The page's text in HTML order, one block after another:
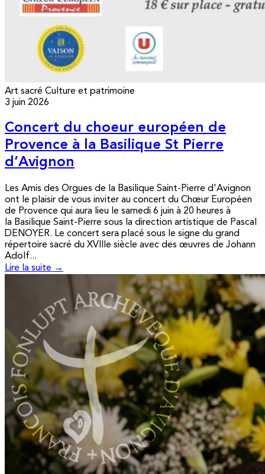
Art sacré Culture et patrimoine
3 juin 2026
Concert du choeur européen de
Provence à la Basilique St Pierre
d’Avignon
Les Amis des Orgues de la Basilique Saint-Pierre d'Avignon
ont le plaisir de vous inviter au concert du Chœur Européen
de Provence qui aura lieu le samedi 6 juin à 20 heures à
la Basilique Saint-Pierre sous la direction artistique de Pascal
DENOYER. Le concert sera placé sous le signe du grand
répertoire sacré du XVIIIe siècle avec des œuvres de Johann
Adolf...
Lire la suite →